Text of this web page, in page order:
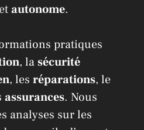
etautonome.
pratiques
, lasécurité
, les réparations, le
assurances. Nous
analyses sur les